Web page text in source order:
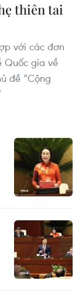
thiên tai
với các đơn
Quốc gia về
đề “Cộng